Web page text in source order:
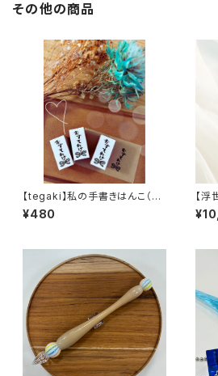
その他の商品
【tegaki】私の手書きはんこ（お
すそわけ）
¥480
【
松（
m